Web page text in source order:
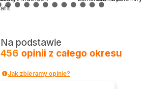
Na podstawie
456 opinii z całego okresu
Jak zbieramy opinie?